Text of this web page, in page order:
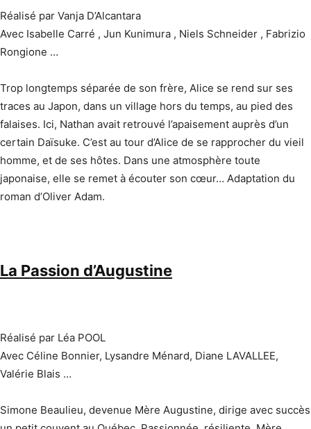
Réalisé par Vanja D’Alcantara
Avec Isabelle Carré , Jun Kunimura , Niels Schneider , Fabrizio
Rongione …
Trop longtemps séparée de son frère, Alice se rend sur ses
traces au Japon, dans un village hors du temps, au pied des
falaises. Ici, Nathan avait retrouvé l’apaisement auprès d’un
certain Daïsuke. C’est au tour d’Alice de se rapprocher du vieil
homme, et de ses hôtes. Dans une atmosphère toute
japonaise, elle se remet à écouter son cœur… Adaptation du
roman d’Oliver Adam.
La Passion d’Augustine
Réalisé par Léa POOL
Avec Céline Bonnier, Lysandre Ménard, Diane LAVALLEE,
Valérie Blais …
Simone Beaulieu, devenue Mère Augustine, dirige avec succès